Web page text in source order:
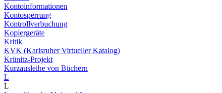
Kontoinformationen
Kontosperrung
Kontrollverbuchung
Kopiergeräte
Kritik
KVK (Karlsruher Virtueller Katalog)
Krünitz-Projekt
Kurzausleihe von Büchern
L
L